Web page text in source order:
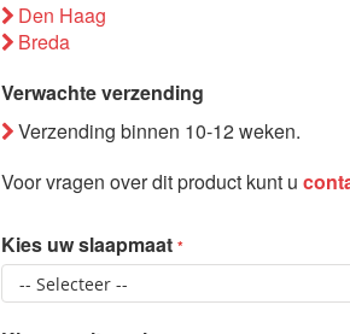
Den Haag
Breda
Verwachte verzending
Verzending binnen 10-12 weken.
Voor vragen over dit product kunt u
Kies uw slaapmaat